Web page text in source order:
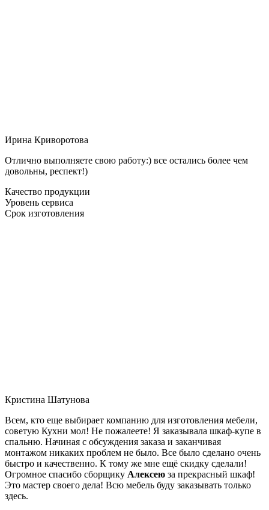
Ирина Криворотова
Отлично выполняете свою работу:) все остались более чем
довольны, респект!)
Качество продукции
Уровень сервиса
Срок изготовления
Кристина Шатунова
Всем, кто еще выбирает компанию для изготовления мебели,
советую Кухни мол! Не пожалеете! Я заказывала шкаф-купе в
спальню. Начиная с обсуждения заказа и заканчивая
монтажом никаких проблем не было. Все было сделано очень
быстро и качественно. К тому же мне ещё скидку сделали!
Огромное спасибо сборщику Алексею за прекрасный шкаф!
Это мастер своего дела! Всю мебель буду заказывать только
здесь.